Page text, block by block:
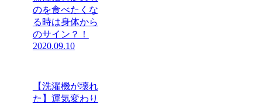
のを食べたくな
る時は身体から
のサイン？！
2020.09.10
【洗濯機が壊れ
た】運気変わり